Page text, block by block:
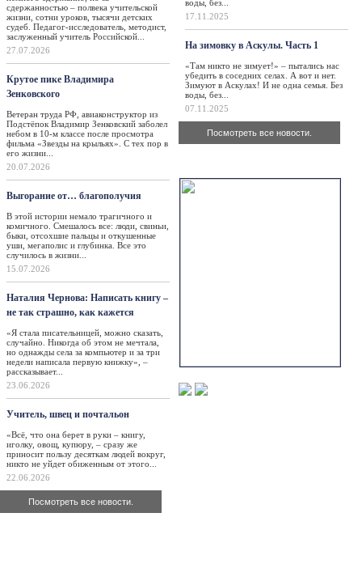
сдержанностью – полвека учительской
жизни, сотни уроков, тысячи детских
судеб. Педагог-исследователь, методист,
заслуженный учитель Российской...
27.07.2026
Крутое пике Владимира
Зенковского
Ветеран труда РФ, авиаконструктор из
Подстёпок Владимир Зенковский заболел
небом в 10-м классе после просмотра
фильма «Звезды на крыльях». С тех пор в
его жизни...
20.07.2026
Выгорание от… благополучия
В этой истории немало трагичного и
комичного. Смешалось все: люди, свиньи,
быки, отсохшие пальцы и откушенные
уши, мегаполис и глубинка. Все это
случилось в жизни...
15.07.2026
Наталия Чернова: Написать книгу –
не так страшно, как кажется
«Я стала писательницей, можно сказать,
случайно. Никогда об этом не мечтала,
но однажды села за компьютер и за три
недели написала первую книжку», –
рассказывает...
23.06.2026
Учитель, швец и почтальон
«Всё, что она берет в руки – книгу,
иголку, овощ, купюру, – сразу же
приносит пользу десяткам людей вокруг,
никто не уйдет обиженным от этого...
22.06.2026
Посмотреть все новости.
воды, без...
17.11.2025
На зимовку в Аскулы. Часть 1
«Там никто не зимует!» – пытались нас
убедить в соседних селах. А вот и нет.
Зимуют в Аскулах! И не одна семья. Без
воды, без...
07.11.2025
Посмотреть все новости.